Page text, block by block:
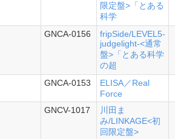
限定盤>「とある
科学
GNCA-0156
fripSide/LEVEL5-
judgelight-<通常
盤>「とある科学
の超
GNCA-0153
ELISA／Real
Force
GNCV-1017
川田ま
み/LINKAGE<初
回限定盤>